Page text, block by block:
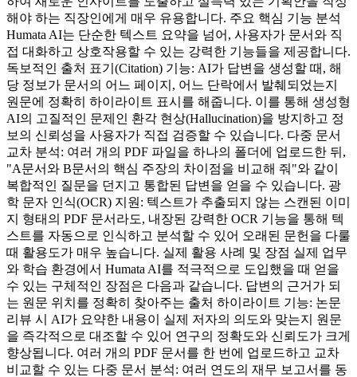
해야 하는 직장인에게 매우 유용합니다. 주요 핵심 기능 분석
Humata AI는 단순한 텍스트 요약을 넘어, 사용자가 문서와 직
접 대화하고 상호작용할 수 있는 강력한 기능들을 제공합니다.
독보적인 출처 표기(Citation) 기능: AI가 답변을 생성할 때, 해
당 정보가 문서의 어느 페이지, 어느 단락에서 발췌되었는지
원문에 정확히 하이라이트 표시를 해줍니다. 이를 통해 생성형
AI의 고질적인 문제인 환각 현상(Hallucination)을 방지하고 정
보의 신뢰성을 사용자가 직접 검증할 수 있습니다. 다중 문서
교차 분석: 여러 개의 PDF 파일을 하나의 폴더에 업로드한 뒤,
"A문서와 B문서의 핵심 주장의 차이점을 비교해 줘"와 같이
복합적인 질문을 던지고 통합된 답변을 얻을 수 있습니다. 광
학 문자 인식(OCR) 지원: 텍스트가 추출되지 않는 스캔된 이미
지 형태의 PDF 문서라도, 내장된 강력한 OCR 기능을 통해 텍
스트를 자동으로 인식하고 분석할 수 있어 오래된 문헌을 다룰
때 활용도가 매우 높습니다. 실제 활용 사례 및 장점 실제 업무
와 학습 환경에서 Humata AI를 적극적으로 도입했을 때 얻을
수 있는 구체적인 장점은 다음과 같습니다. 답변의 근거가 되
는 원문 위치를 정확히 찾아주는 출처 하이라이트 기능: 논문
리뷰 시 AI가 요약한 내용이 실제 저자의 의도와 맞는지 원문
을 즉각적으로 대조할 수 있어 연구의 정확도와 신뢰도가 크게
향상됩니다. 여러 개의 PDF 문서를 한 번에 업로드하고 교차
비교할 수 있는 다중 문서 분석: 여러 연도의 재무 보고서를 동